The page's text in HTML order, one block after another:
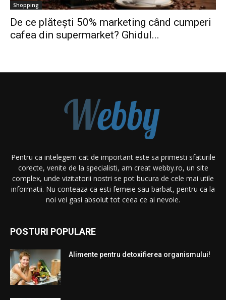
Shopping
De ce plătești 50% marketing când cumperi
cafea din supermarket? Ghidul...
Pentru ca intelegem cat de important este sa primesti sfaturile
corecte, venite de la specialisti, am creat webby.ro, un site
complex, unde vizitatorii nostri se pot bucura de cele mai utile
informatii. Nu conteaza ca esti femeie sau barbat, pentru ca la
noi vei gasi absolut tot ceea ce ai nevoie.
POSTURI POPULARE
Alimente pentru detoxifierea organismului!